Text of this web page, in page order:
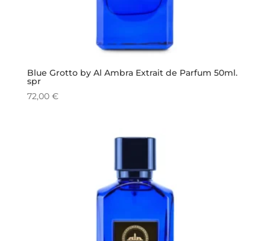
Blue Grotto by Al Ambra Extrait de Parfum 50ml.
spr
72,00 €